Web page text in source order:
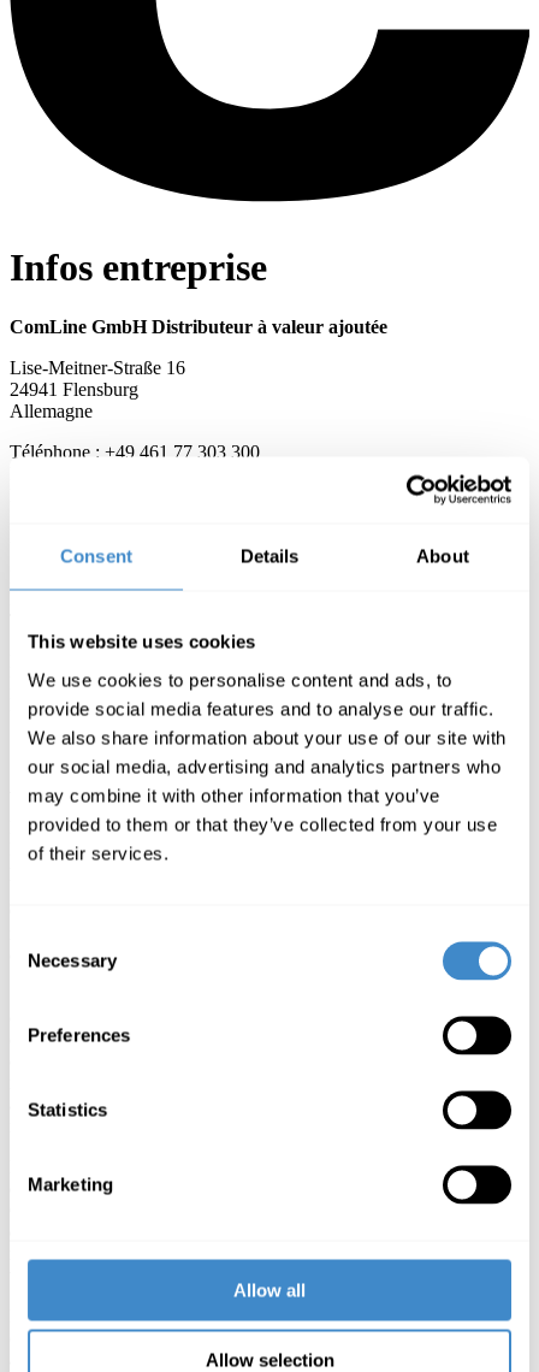
Consent Details About
This website uses cookies
We use cookies to personalise content and ads, to
provide social media features and to analyse our traffic.
We also share information about your use of our site with
our social media, advertising and analytics partners who
may combine it with other information that you’ve
provided to them or that they’ve collected from your use
of their services.
Selection
Necessary
Preferences
Statistics
Marketing
Allow all
Allow selection
Infos entreprise
ComLine GmbH Distributeur à valeur ajoutée
Lise-Meitner-Straße 16
24941 Flensburg
Allemagne
Téléphone : +49 461 77 303 300
Leiter
Rédaction : ComLine Marketing
Avertissement
Nous nous donnons du mal concernant le contenu de notre page.
Malgré un soigneux traitement une responsabilité de notre part ne
ce, conformément à la loi générale.
comme fournisseurs de services de surveiller des informations
communiquées ou des informations inconnues enregistrées. Au cas
où des contenus passibles de contravention seraient à trouver dans
accepterons toute responsabilité à ce sujet seulement après avoir été
Notre offre contient des liens conduisant vers des sites web de tiers
qui ne sont pas soumis à notre influence.
Concernant le contenu des sites liés, le fournisseur ou l’opérateur
Nous avons contrôlé les sites mis en lien pendant le référencement
concernant des violations éventuelles du droit et n’avons émis